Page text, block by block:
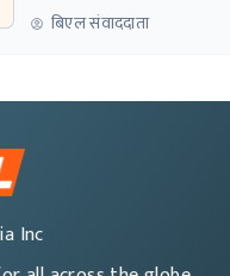
बिएल संवाददाता
Inc